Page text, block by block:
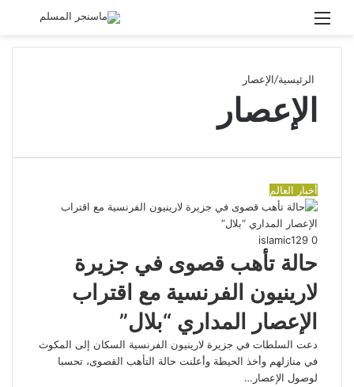
القائمة
الرئيسية/الإعصار
الإعصار
أخبار العالم
islamic 0
حالة تأهب قصوى في جزيرة
لارينيون الفرنسية مع اقتراب
الإعصار المداري “بلال”
دعت السلطات في جزيرة لارينيون الفرنسية السكان إلى المكوث
في منازلهم وأخذ الحيطة وأعلنت حالة التأهب القصوى، تحسبا
لوصول الإعصار…